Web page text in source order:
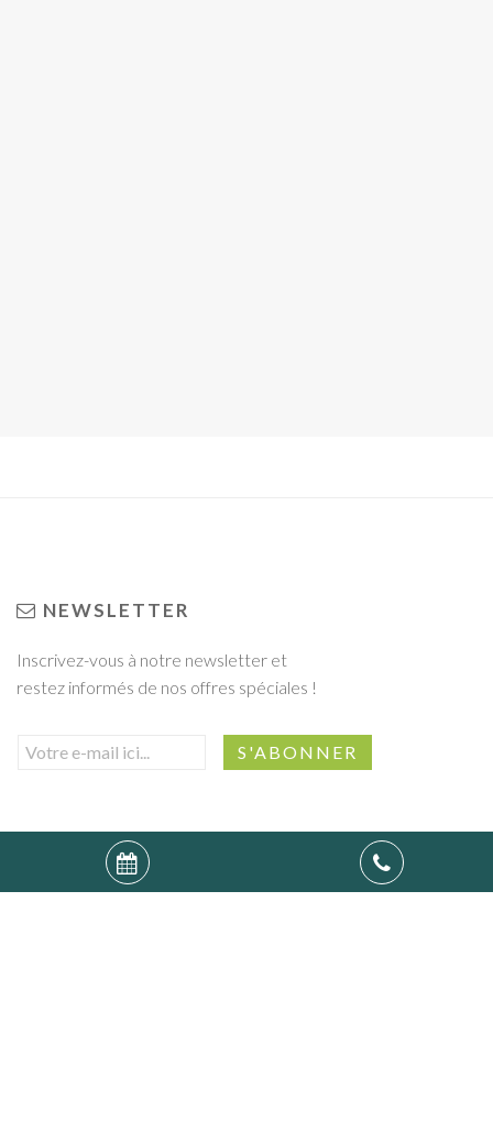
NEWSLETTER
Inscrivez-vous à notre newsletter et
restez informés de nos offres spéciales !